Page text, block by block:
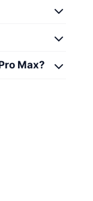
Max?